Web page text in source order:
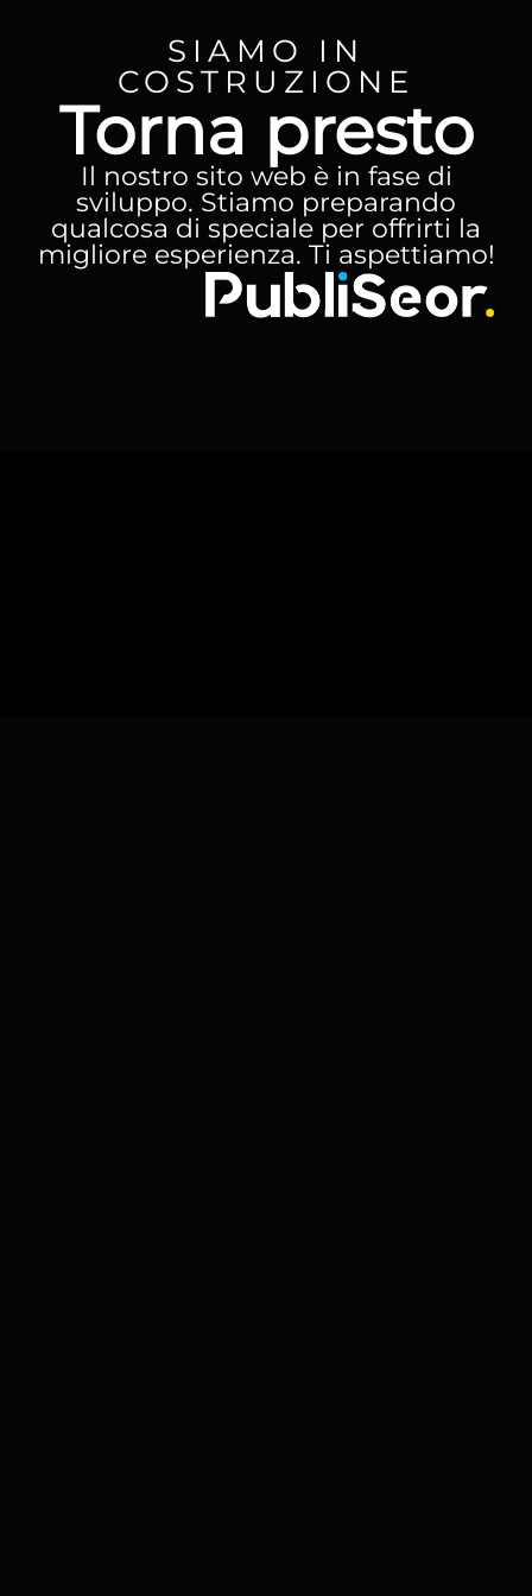
SIAMO IN
COSTRUZIONE
Torna presto
Il nostro sito web è in fase di
sviluppo. Stiamo preparando
qualcosa di speciale per offrirti la
migliore esperienza. Ti aspettiamo!